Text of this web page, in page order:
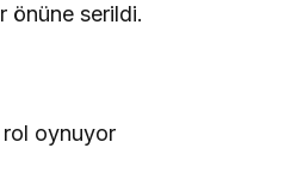
önüne serildi.
rol oynuyor